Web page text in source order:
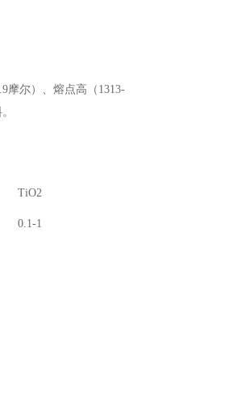
摩尔）、熔点高（1313-
TiO2
0.1-1